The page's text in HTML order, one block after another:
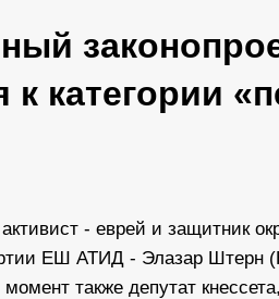
к категории
- еврей и
ЕШ АТИД - Элазар Штерн (
также депутат